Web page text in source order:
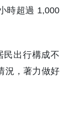
時超過 1,000
民出行構成不
況，著力做好